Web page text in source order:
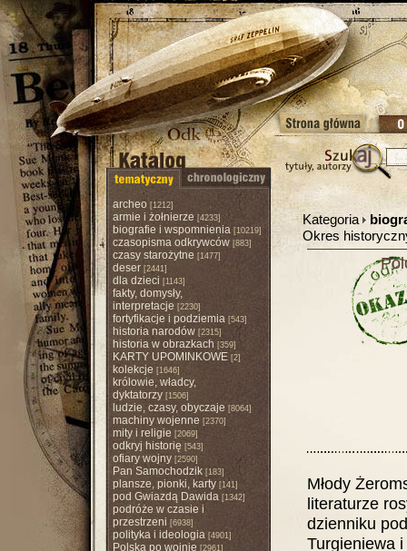
archeo [1212]
armie i żołnierze [4233]
biografie i wspomnienia[10219]
czasopisma odkrywców[883]
czasy starożytne [1477]
deser[2441]
dla dzieci [1143]
fakty, domysły,
interpretacje [2230]
fortyfikacje i podziemia[543]
historia narodów[2315]
historia w obrazkach [359]
KARTY UPOMINKOWE[2]
kolekcje [1646]
królowie, władcy,
dyktatorzy[1506]
ludzie, czasy, obyczaje [8064]
machiny wojenne [2370]
mity i religie [2069]
odkryj historię[543]
ofiary wojny[2590]
Pan Samochodzik[183]
plansze, pionki, karty[141]
pod Gwiazdą Dawida[1342]
podróże w czasie i
przestrzeni [6938]
polityka i ideologia[4901]
Polska po wojnie [2961]
Kategoria
Okres
Młody
literaturze
dzienniku
Turgieniewa